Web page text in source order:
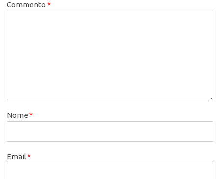
Commento *
Nome *
Email *